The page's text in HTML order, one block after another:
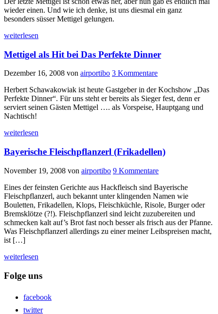
wieder einen. Und wie ich denke, ist uns diesmal ein ganz
besonders süsser Mettigel gelungen.
weiterlesen
Mettigel als Hit bei Das Perfekte Dinner
Dezember 16, 2008 von airportibo 3 Kommentare
Herbert Schawakowiak ist heute Gastgeber in der Kochshow „Das
Perfekte Dinner“. Für uns steht er bereits als Sieger fest, denn er
serviert seinen Gästen Mettigel …. als Vorspeise, Hauptgang und
Nachtisch!
weiterlesen
Bayerische Fleischpflanzerl (Frikadellen)
November 19, 2008 von airportibo 9 Kommentare
Eines der feinsten Gerichte aus Hackfleisch sind Bayerische
Fleischpflanzerl, auch bekannt unter klingenden Namen wie
Bouletten, Frikadellen, Klops, Fleischküchle, Risole, Burger oder
Bremsklötze (?!). Fleischpflanzerl sind leicht zuzubereiten und
schmecken kalt auf’s Brot fast noch besser als frisch aus der Pfanne.
Was Fleischpflanzerl allerdings zu einer meiner Leibspreisen macht,
ist […]
weiterlesen
Folge uns
facebook
twitter